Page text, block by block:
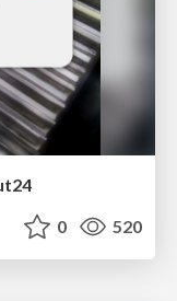
0 520